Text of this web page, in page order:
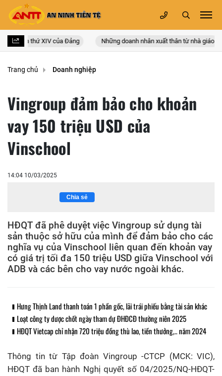
lần thứ XIV của Đảng Những doanh nhân xuất thân từ nhà giáo
Trang chủ Doanh nghiệp
Vingroup đảm bảo cho khoản
vay 150 triệu USD của
Vinschool
14:04 10/03/2025
Chia sẻ
HĐQT đã phê duyệt việc Vingroup sử dụng tài
sản thuộc sở hữu của mình để đảm bảo cho các
nghĩa vụ của Vinschool liên quan đến khoản vay
có giá trị tối đa 150 triệu USD giữa Vinschool với
ADB và các bên cho vay nước ngoài khác.
Hưng Thịnh Land thanh toán 1 phần gốc, lãi trái phiếu bằng tài sản khác
Loạt công ty dược chốt ngày tham dự ĐHĐCĐ thường niên 2025
HĐQT Vietcap chỉ nhận 720 triệu đồng thù lao, tiền thưởng,.. năm 2024
Thông tin từ Tập đoàn Vingroup -CTCP (MCK: VIC),
HĐQT đã ban hành Nghị quyết số 04/2025/NQ-HĐQT-